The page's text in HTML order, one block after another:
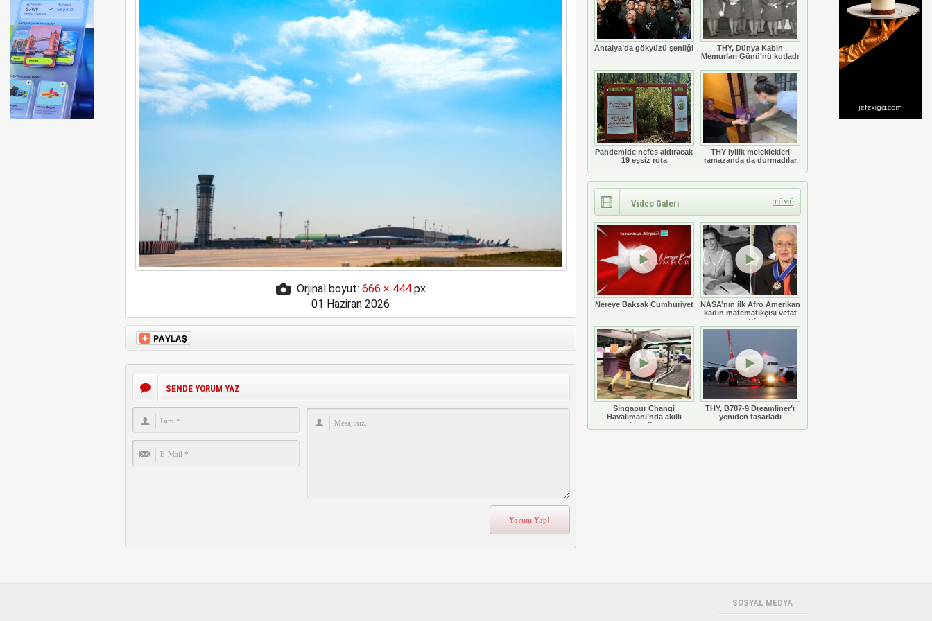
Ay’da beklenen çarpışma gerçekleşti
Orjinal boyut: 666 × 444px
01 Haziran 2026
SENDE YORUM YAZ
Antalya’da gökyüzü şenliği
THY, Dünya Kabin
Memurları Günü’nü kutladı
Pandemide nefes aldıracak
19 eşsiz rota
THY iyilik meleklekleri
ramazanda da durmadılar
Video Galeri TÜMÜ
Nereye Baksak Cumhuriyet
NASA’nın ilk Afro Amerikan
kadın matematikçisi vefat
etti
Singapur Changi
Havalimanı’nda akıllı
bavullar
THY, B787-9 Dreamliner’ı
yeniden tasarladı
SOSYAL MEDYA